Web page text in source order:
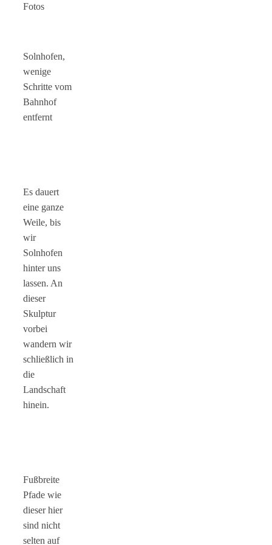
Fotos
Solnhofen,
wenige
Schritte vom
Bahnhof
entfernt
Es dauert
eine ganze
Weile, bis
wir
Solnhofen
hinter uns
lassen. An
dieser
Skulptur
vorbei
wandern wir
schließlich in
die
Landschaft
hinein.
Fußbreite
Pfade wie
dieser hier
sind nicht
selten auf